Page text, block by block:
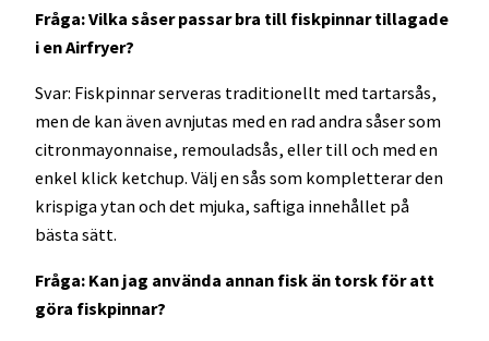
Fråga: Vilka såser passar bra till fiskpinnar tillagade
i en Airfryer?
Svar: Fiskpinnar serveras traditionellt med tartarsås,
men de kan även avnjutas med en rad andra såser som
citronmayonnaise, remouladsås, eller till och med en
enkel klick ketchup. Välj en sås som kompletterar den
krispiga ytan och det mjuka, saftiga innehållet på
bästa sätt.
Fråga: Kan jag använda annan fisk än torsk för att
göra fiskpinnar?